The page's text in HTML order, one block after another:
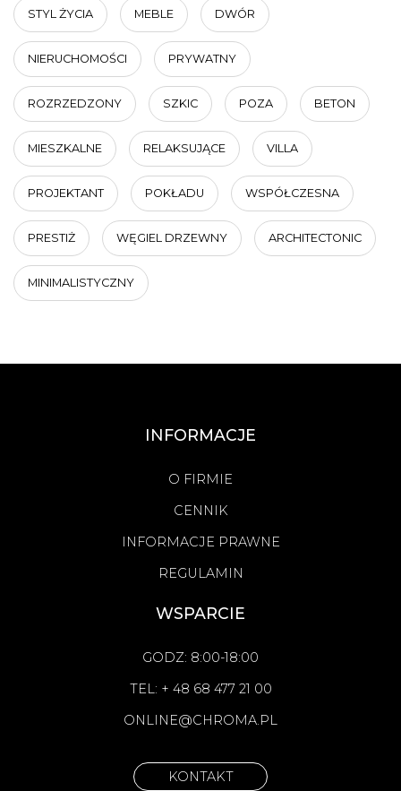
STYL ŻYCIA MEBLE DWÓR
NIERUCHOMOŚCI PRYWATNY
ROZRZEDZONY SZKIC POZA BETON
MIESZKALNE RELAKSUJĄCE VILLA
PROJEKTANT POKŁADU WSPÓŁCZESNA
PRESTIŻ WĘGIEL DRZEWNY ARCHITECTONIC
MINIMALISTYCZNY
INFORMACJE
O FIRMIE
CENNIK
INFORMACJE PRAWNE
REGULAMIN
WSPARCIE
GODZ: 8:00-18:00
TEL: + 48 68 477 21 00
ONLINE@CHROMA.PL
KONTAKT